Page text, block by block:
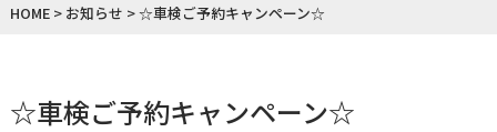
HOME> お知らせ >☆車検ご予約キャンペーン☆
☆車検ご予約キャンペーン☆